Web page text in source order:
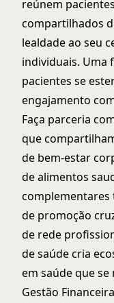
reúnem
compartilhados
lealdade ao seu
individuais. Uma
pacientes se
engajamento
Faça parceria
que
de bem-estar
de alimentos
de promoção
de rede
de saúde cria
em saúde que
Gestão